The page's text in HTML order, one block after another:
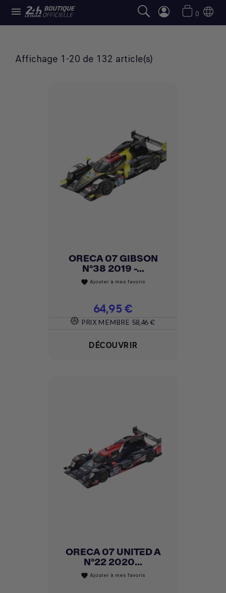
 0
SÉLECTION 24H LE MANS
Affichage 1-20 de 132 article(s)
ORECA 07 GIBSON
N°38 2019 -...
favorite Ajouter à mes favoris
Prix
64,95 €
PRIX MEMBRE 58,46 €
DÉCOUVRIR
ORECA 07 UNITED A
N°22 2020...
favorite Ajouter à mes favoris